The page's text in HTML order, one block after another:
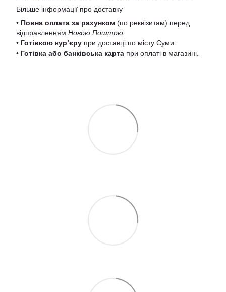
Більше інформації про доставку
• Повна оплата за рахунком (по реквізитам) перед
відправленням Новою Поштою
• Готівкою кур’єру при доставці по місту Суми.
• Готівка або банківська карта при оплаті в магазині.